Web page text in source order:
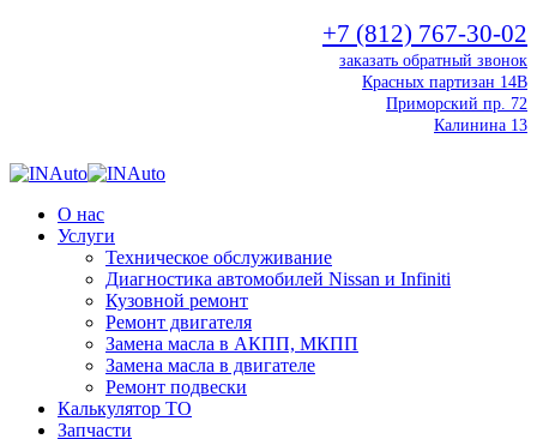
+7 (812) 767-30-02
заказать обратный звонок
Красных партизан 14В
Приморский пр. 72
Калинина 13
О нас
Услуги
Техническое обслуживание
Диагностика автомобилей Nissan и Infiniti
Кузовной ремонт
Ремонт двигателя
Замена масла в АКПП, МКПП
Замена масла в двигателе
Ремонт подвески
Калькулятор ТО
Запчасти